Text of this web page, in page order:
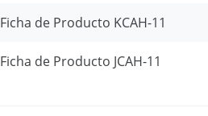
Ficha de Producto KCAH-11
Ficha de Producto JCAH-11